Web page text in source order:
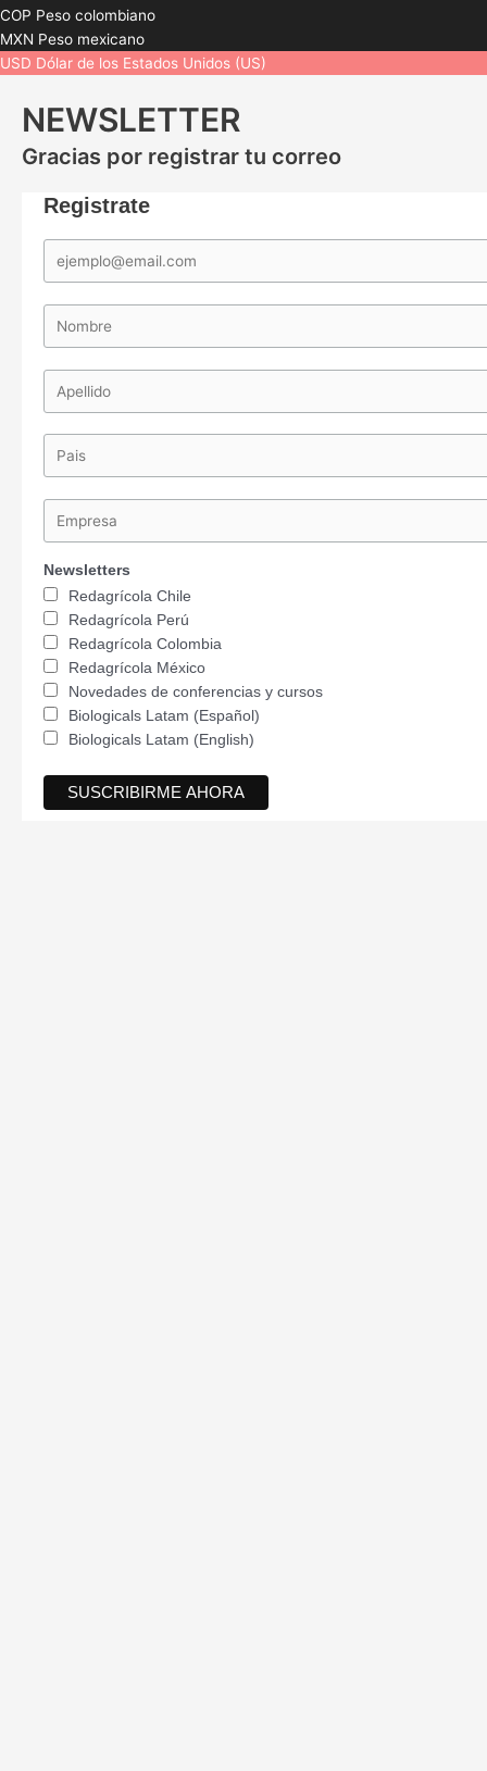
COP Peso colombiano
MXN Peso mexicano
USD Dólar de los Estados Unidos (US)
NEWSLETTER
Gracias por registrar tu correo
Registrate
Newsletters
Redagrícola Chile
Redagrícola Perú
Redagrícola Colombia
Redagrícola México
Novedades de conferencias y cursos
Biologicals Latam (Español)
Biologicals Latam (English)